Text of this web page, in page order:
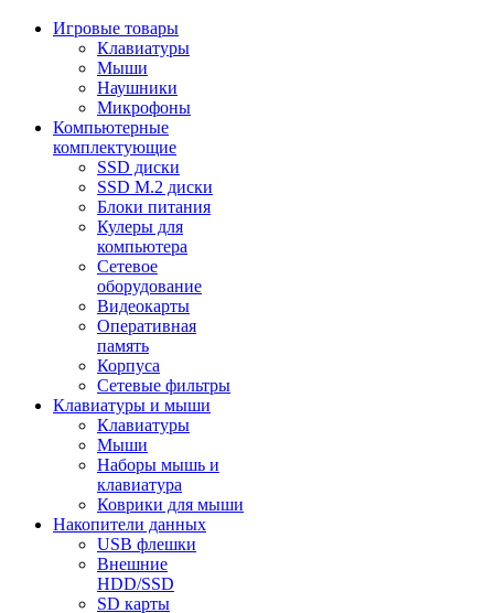
Игровые товары
Клавиатуры
Мыши
Наушники
Микрофоны
Компьютерные
комплектующие
SSD диски
SSD M.2 диски
Блоки питания
Кулеры для
компьютера
Сетевое
оборудование
Видеокарты
Оперативная
память
Корпуса
Сетевые фильтры
Клавиатуры и мыши
Клавиатуры
Мыши
Наборы мышь и
клавиатура
Коврики для мыши
Накопители данных
USB флешки
Внешние
HDD/SSD
SD карты